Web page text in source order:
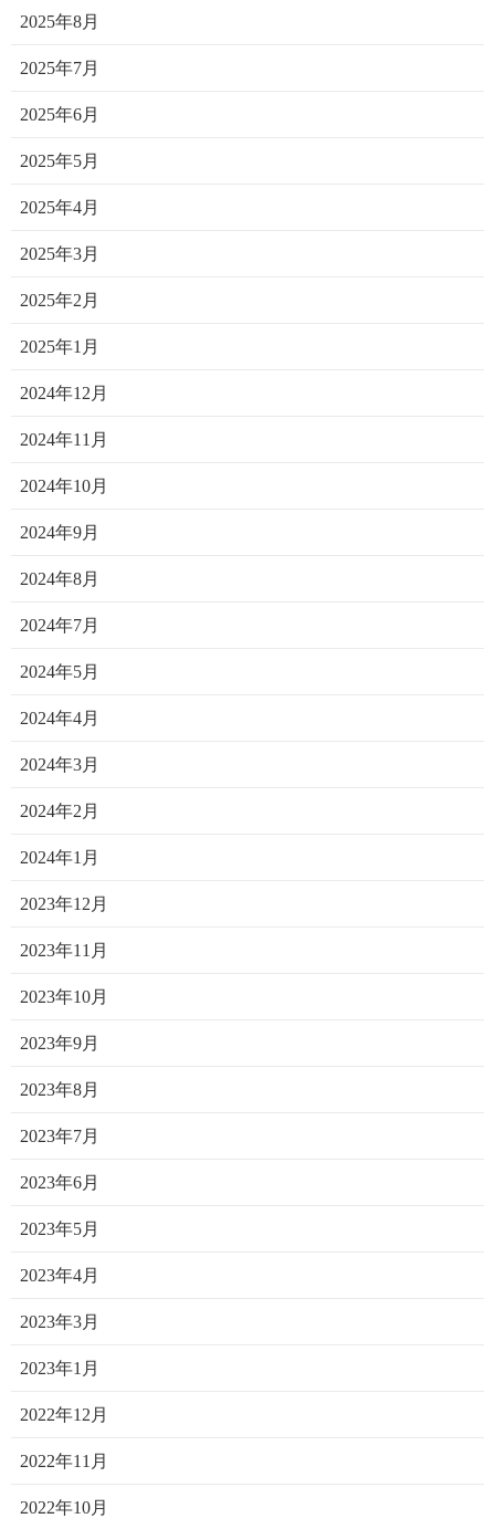
2025年8月
2025年7月
2025年6月
2025年5月
2025年4月
2025年3月
2025年2月
2025年1月
2024年12月
2024年11月
2024年10月
2024年9月
2024年8月
2024年7月
2024年5月
2024年4月
2024年3月
2024年2月
2024年1月
2023年12月
2023年11月
2023年10月
2023年9月
2023年8月
2023年7月
2023年6月
2023年5月
2023年4月
2023年3月
2023年1月
2022年12月
2022年11月
2022年10月